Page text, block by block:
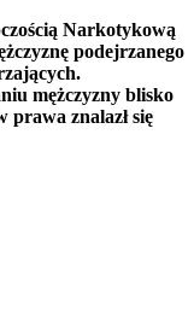
Narkotykową
podejrzanego
mężczyzny blisko
znalazł się